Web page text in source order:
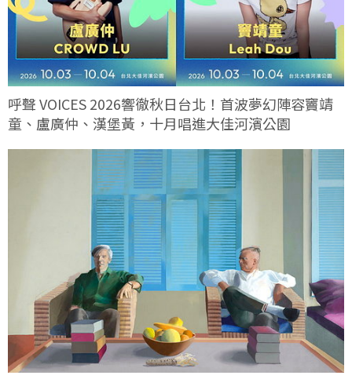
呼聲 VOICES 2026響徹秋日台北！首波夢幻陣容竇靖
童、盧廣仲、漢堡黃，十月唱進大佳河濱公園